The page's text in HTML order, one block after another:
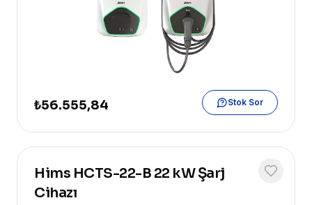
₺56.555,84 Stok Sor
Hims HCTS-22-B 22 kW Şarj
Cihazı